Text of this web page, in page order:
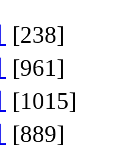
[238]
[961]
[1015]
[889]